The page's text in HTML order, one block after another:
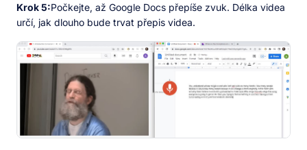
Krok 5:Počkejte, až Google Docs přepíše zvuk. Délka videa
určí, jak dlouho bude trvat přepis videa.